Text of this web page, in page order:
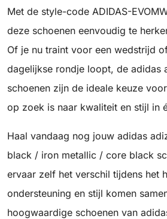
Met de style-code ADIDAS-
deze schoenen eenvoudig te
Of je nu traint voor een wedstrijd
dagelijkse rondje loopt, de adidas
schoenen zijn de ideale keuze
op zoek is naar kwaliteit en stijl in
Haal vandaag nog jouw adidas
black / iron metallic / core black
ervaar zelf het verschil tijdens het
ondersteuning en stijl komen
hoogwaardige schoenen van